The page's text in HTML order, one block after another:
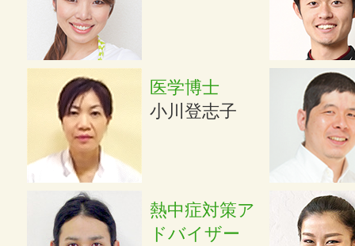
医学博士
小川登志子
熱中症対策ア
ドバイザー